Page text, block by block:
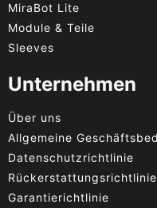
MiraBot Lite
Module & Teile
Sleeves
Unternehmen
Über uns
Allgemeine
Datenschutzrichtlinie
Rückerstattungsrichtlinie
Garantierichtlinie